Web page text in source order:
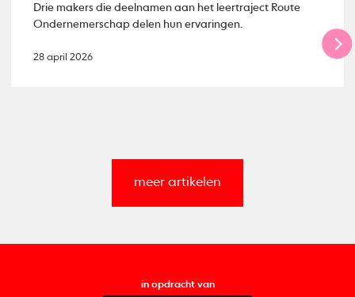
Drie makers die deelnamen aan het leertraject Route
Ondernemerschap delen hun ervaringen.
28 april 2026
meer artikelen
in opdracht van